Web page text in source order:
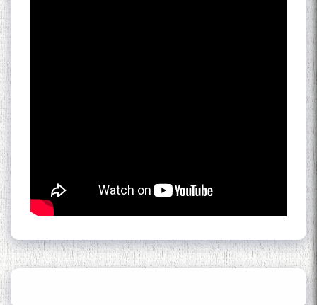
Муҳаммадҷон Раҳимӣ